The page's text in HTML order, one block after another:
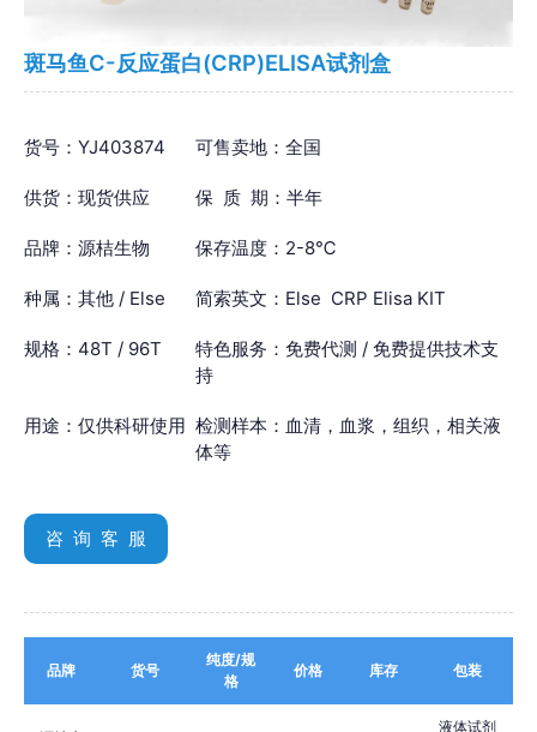
斑马鱼C-反应蛋白(CRP)ELISA试剂盒
货号：YJ403874 可售卖地：全国
供货：现货供应 保 质 期：半年
品牌：源桔生物 保存温度：2-8℃
种属：其他 / Else 简索英文：Else CRP Elisa KIT
规格：48T / 96T
特色服务：免费代测 / 免费提供技术支
持
用途：仅供科研使用 检测样本：血清，血浆，组织，相关液
体等
咨 询 客 服
品牌 货号
纯度/规
格
价格 库存 包装
液体试剂